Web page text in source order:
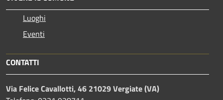
Luoghi
Eventi
CONTATTI
Via Felice Cavallotti, 46 21029 Vergiate (VA)